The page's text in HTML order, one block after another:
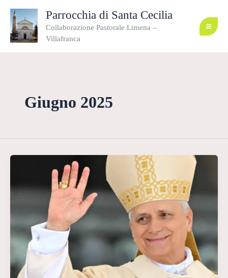
contenuto
Parrocchia di Santa Cecilia
Collaborazione Pastorale Limena –
Villafranca
Giugno 2025